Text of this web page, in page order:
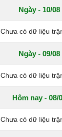
Ngày - 10/08
Chưa có dữ liệu
Ngày - 09/08
Chưa có dữ liệu
Hôm nay - 08/
Chưa có dữ liệu